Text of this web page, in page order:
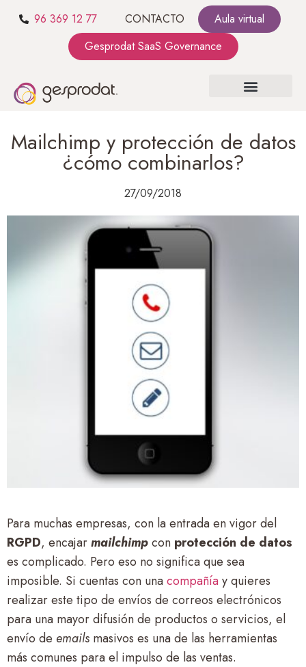
96 369 12 77 CONTACTO
Aula virtual
Gesprodat SaaS Governance
Mailchimp y protección de datos
¿cómo combinarlos?
27/09/2018
Para muchas empresas, con la entrada en vigor del
RGPD, encajarmailchimpcon protección de datos
es complicado. Pero eso no significa que sea
imposible. Si cuentas con unacompañíay quieres
realizar este tipo de envíos de correos electrónicos
para una mayor difusión de productos o servicios, el
envío de emails masivos es una de las herramientas
más comunes para el impulso de las ventas.